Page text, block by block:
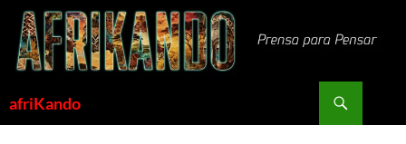
Saltar
contenido
afriKando